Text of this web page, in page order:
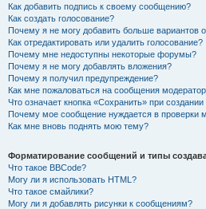
Как добавить подпись к своему сообщению?
Как создать голосование?
Почему я не могу добавить больше вариантов
Как отредактировать или удалить голосование?
Почему мне недоступны некоторые форумы?
Почему я не могу добавлять вложения?
Почему я получил предупреждение?
Как мне пожаловаться на сообщения
Что означает кнопка «Сохранить» при
Почему мое сообщение нуждается в проверки
Как мне вновь поднять мою тему?
Форматирование сообщений и типы
Что такое BBCode?
Могу ли я использовать HTML?
Что такое смайлики?
Могу ли я добавлять рисунки к сообщениям?